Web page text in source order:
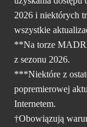
2026 i niektórych
wszystkie
**Na torze
z sezonu 2026.
***Niektóre z
popremierowej
Internetem.
†Obowiązują